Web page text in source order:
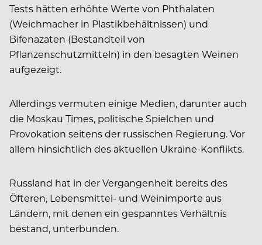
Tests hätten erhöhte Werte von Phthalaten
(Weichmacher in Plastikbehältnissen) und
Bifenazaten (Bestandteil von
Pflanzenschutzmitteln) in den besagten Weinen
aufgezeigt.
Allerdings vermuten einige Medien, darunter auch
die Moskau Times, politische Spielchen und
Provokation seitens der russischen Regierung. Vor
allem hinsichtlich des aktuellen Ukraine-Konflikts.
Russland hat in der Vergangenheit bereits des
Öfteren, Lebensmittel- und Weinimporte aus
Ländern, mit denen ein gespanntes Verhältnis
bestand, unterbunden.